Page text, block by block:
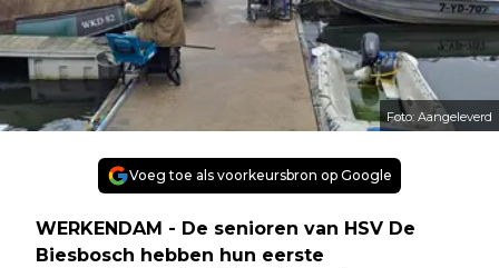
Foto: Aangeleverd
Voeg toe als voorkeursbron op Google
WERKENDAM - De senioren van HSV De
Biesbosch hebben hun eerste